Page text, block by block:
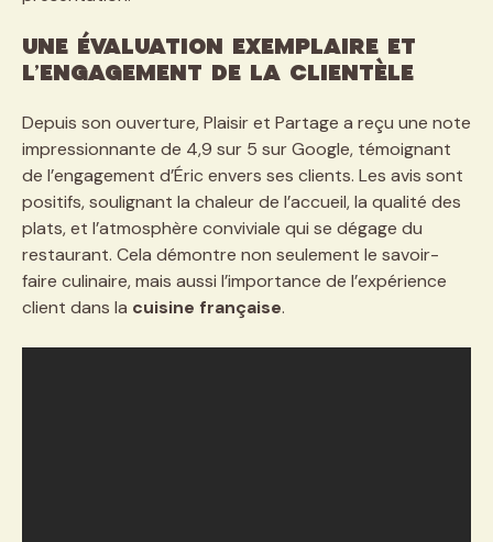
Une Évaluation Exemplaire et
L’Engagement de la Clientèle
Depuis son ouverture, Plaisir et Partage a reçu une note
impressionnante de 4,9 sur 5 sur Google, témoignant
de l’engagement d’Éric envers ses clients. Les avis sont
positifs, soulignant la chaleur de l’accueil, la qualité des
plats, et l’atmosphère conviviale qui se dégage du
restaurant. Cela démontre non seulement le savoir-
faire culinaire, mais aussi l’importance de l’expérience
client dans la cuisine française.